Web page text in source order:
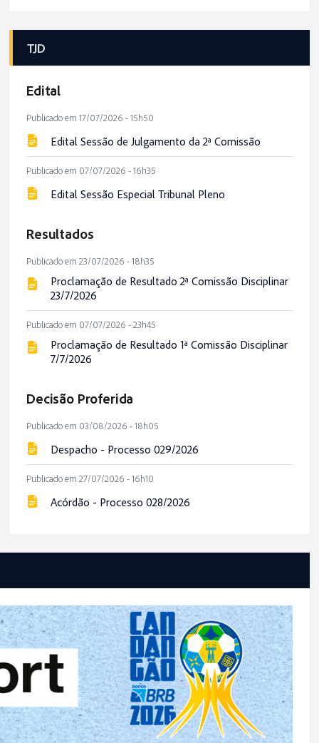
TJD
Edital
Publicado em 17/07/2026 - 15h50
Edital Sessão de Julgamento da 2ª Comissão
Publicado em 07/07/2026 - 16h35
Edital Sessão Especial Tribunal Pleno
Resultados
Publicado em 23/07/2026 - 18h35
Proclamação de Resultado 2ª Comissão Disciplinar
23/7/2026
Publicado em 07/07/2026 - 23h45
Proclamação de Resultado 1ª Comissão Disciplinar
7/7/2026
Decisão Proferida
Publicado em 03/08/2026 - 18h05
Despacho - Processo 029/2026
Publicado em 27/07/2026 - 16h10
Acórdão - Processo 028/2026